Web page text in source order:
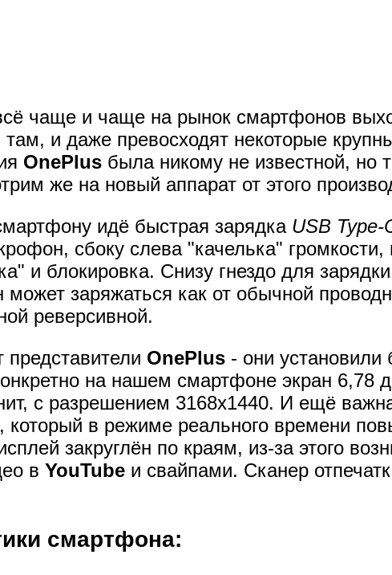
чаще и чаще на рынок смартфонов
там, и даже превосходят некоторые
OnePlus была никому не известной, но
же на новый аппарат от этого
идё быстрая зарядка USB Type-
сбоку слева "качелька"
и блокировка. Снизу гнездо для
заряжаться как от обычной
реверсивной.
OnePlus - они установили
на нашем смартфоне экран 6,78
с разрешением 3168х1440. И ещё
который в режиме реального времени
закруглён по краям, из-за этого
в YouTube и свайпами. Сканер
смартфона: